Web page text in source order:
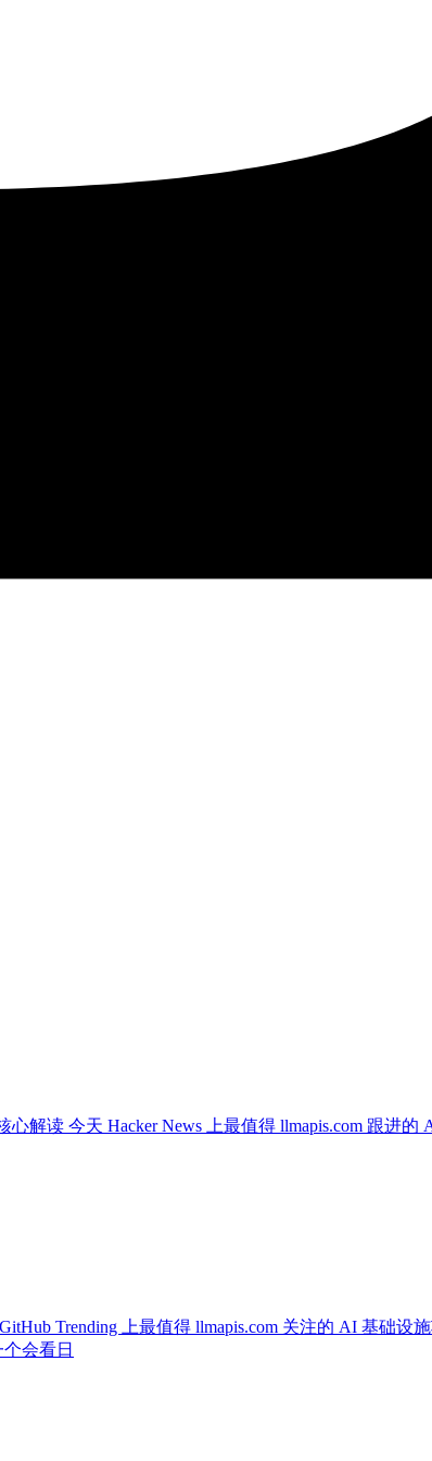
解读 今天 Hacker News 上最值得 llmapis.com 跟进
Trending 上最值得 llmapis.com 关注的 AI 基础设
会看日